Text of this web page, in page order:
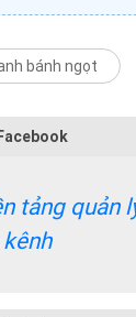
bánh ngọt
tảng quản